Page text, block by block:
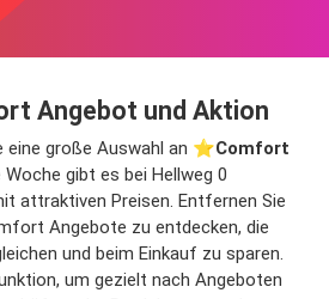
Angebot und Aktion
eine große Auswahl an ⭐️Comfort
Woche gibt es bei Hellweg 0
attraktiven Preisen. Entfernen Sie
Angebote zu entdecken, die
und beim Einkauf zu sparen.
um gezielt nach Angeboten